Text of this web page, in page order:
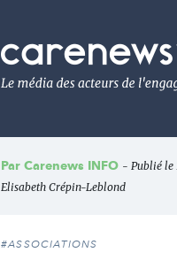
Le
média
de
l'engagement
Par Carenews INFO - Publié le
Elisabeth Crépin-Leblond
#ASSOCIATIONS